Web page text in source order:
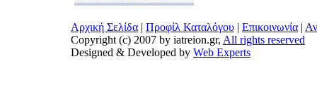
Αρχική Σελίδα | Προφίλ Καταλόγου | Επικοινωνία |
Copyright (c) 2007 by iatreion.gr, All rights reserved
Designed & Developed by Web Experts